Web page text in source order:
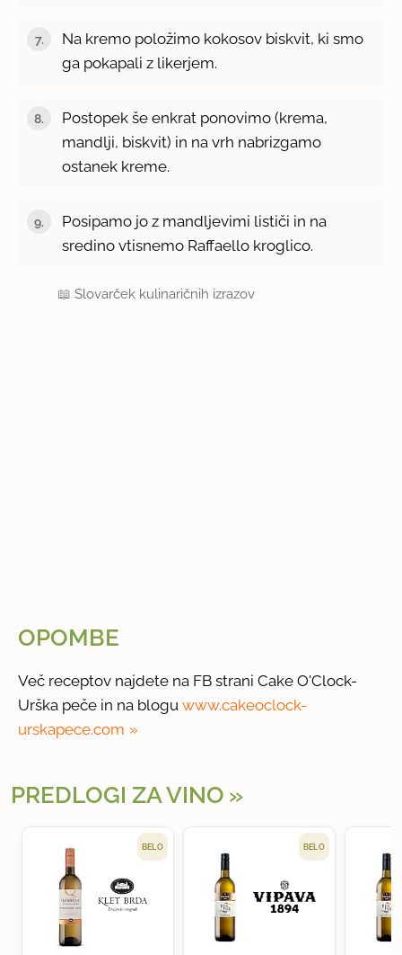
Na kremo položimo kokosov biskvit, ki smo
ga pokapali z likerjem.
Postopek še enkrat ponovimo (krema,
mandlji, biskvit) in na vrh nabrizgamo
ostanek kreme.
Posipamo jo z mandljevimi lističi in na
sredino vtisnemo Raffaello kroglico.
📖Slovarček kulinaričnih izrazov
OPOMBE
Več receptov najdete na FB strani Cake O'Clock-
Urška peče in na bloguwww.cakeoclock-
urskapece.com
PREDLOGI ZA VINO
BELO BELO